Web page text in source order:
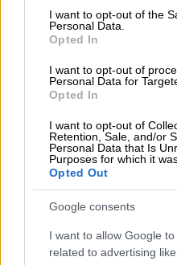
consent section.
I want to opt-out of the
Personal Data.
Opted In
I want to opt-out of
Personal Data for
Opted In
I want to opt-out of
Retention, Sale, and/or
Personal Data that Is
Purposes for which it
Opted Out
Google consents
I want to allow Google
related to advertising
Ποδηλατικός
κυκλοφοριακές